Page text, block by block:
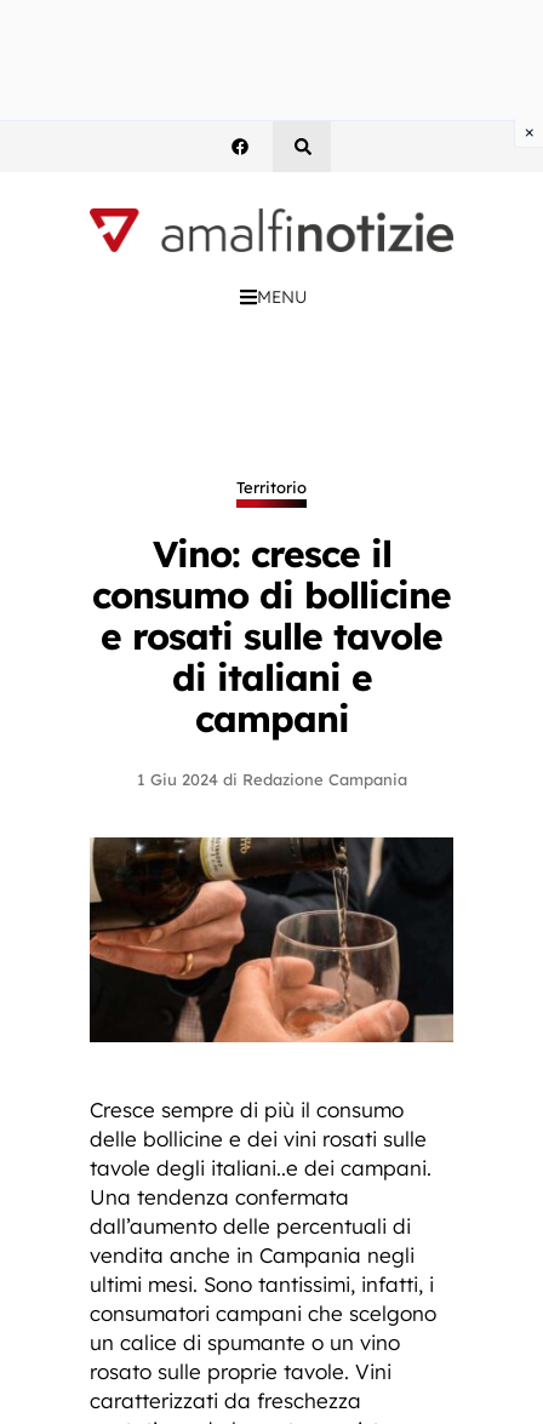
MENU
Territorio
Vino: cresce il
consumo di bollicine
e rosati sulle tavole
di italiani e
campani
1 Giu 2024 di Redazione Campania
Cresce sempre di più il consumo
delle bollicine e dei vini rosati sulle
tavole degli italiani..e dei campani.
Una tendenza confermata
dall’aumento delle percentuali di
vendita anche in Campania negli
ultimi mesi. Sono tantissimi, infatti, i
consumatori campani che scelgono
un calice di spumante o un vino
rosato sulle proprie tavole. Vini
caratterizzati da freschezza
×